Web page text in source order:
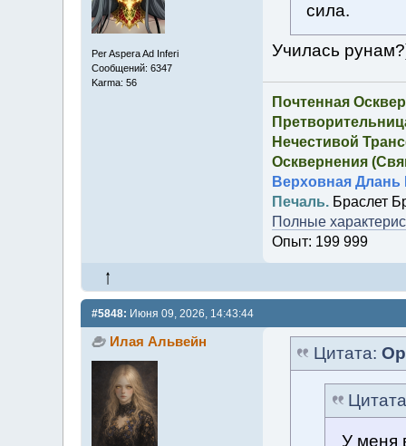
Per Aspera Ad Inferi
Сообщений: 6347
Karma: 56
сила.
Училась
Почтенная
Нечестивой
Осквернения
Верховная Длань
Печаль.Браслет
Полные
Опыт: 199 999
#5848: Июня 09, 2026, 14:43:44
Илая Альвейн
Цитата:
У меня